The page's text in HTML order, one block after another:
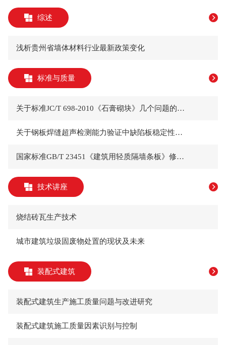
综述
浅析贵州省墙体材料行业最新政策变化
标准与质量
关于标准JC/T 698-2010《石膏砌块》几个问题的探讨
关于钢板焊缝超声检测能力验证中缺陷板稳定性的探讨
国家标准GB/T 23451《建筑用轻质隔墙条板》修订征求意见稿编制说明
技术讲座
烧结砖瓦生产技术
城市建筑垃圾固废物处置的现状及未来
装配式建筑
装配式建筑生产施工质量问题与改进研究
装配式建筑施工质量因素识别与控制